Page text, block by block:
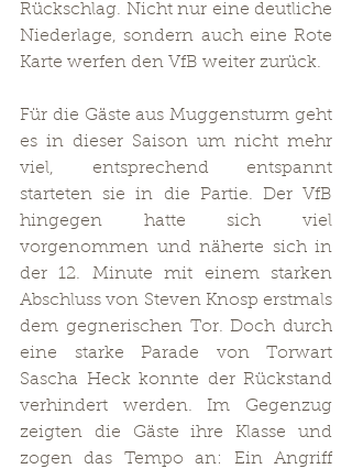
Rückschlag. Nicht nur eine deutliche
Niederlage, sondern auch eine Rote
Karte werfen den VfB weiter zurück.
Für die Gäste aus Muggensturm geht
es in dieser Saison um nicht mehr
viel, entsprechend entspannt
starteten sie in die Partie. Der VfB
hingegen hatte sich viel
vorgenommen und näherte sich in
der 12. Minute mit einem starken
Abschluss von Steven Knosp erstmals
dem gegnerischen Tor. Doch durch
eine starke Parade von Torwart
Sascha Heck konnte der Rückstand
verhindert werden. Im Gegenzug
zeigten die Gäste ihre Klasse und
zogen das Tempo an: Ein Angriff